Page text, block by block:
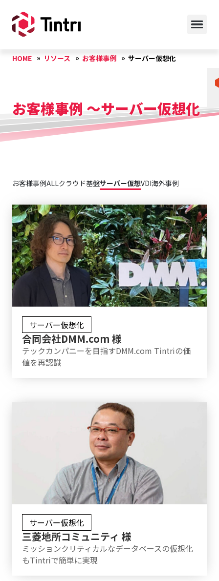
HOME リソース お客様事例 サーバー仮想化
お客様事例 ～サーバー仮想化
お客様事例ALLクラウド基盤サーバー仮想VDI海外事例
サーバー仮想化
合同会社DMM.com 様
テックカンパニーを目指すDMM.com Tintriの価
値を再認識
サーバー仮想化
三菱地所コミュニティ 様
ミッションクリティカルなデータベースの仮想化
もTintriで簡単に実現